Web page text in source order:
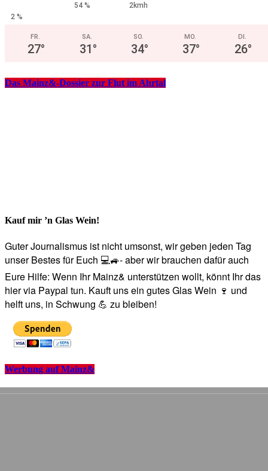
54 %
2kmh
2 %
FR.
27°
SA.
31°
SO.
34°
MO.
37°
DI.
26°
Das Mainz&-Dossier zur Flut im Ahrtal
Kauf mir ’n Glas Wein!
Guter Journalismus ist nicht umsonst, wir geben jeden Tag
unser Bestes für Euch 💻🚙- aber wir brauchen dafür auch
Eure Hilfe: Wenn Ihr Mainz& unterstützen wollt, könnt Ihr das
hier via Paypal tun. Kauft uns ein gutes Glas Wein 🍷 und
helft uns, in Schwung 💪 zu bleiben!
Werbung auf Mainz&